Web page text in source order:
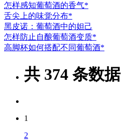
怎样感知葡萄酒的香气*
舌尖上的味觉分布*
黑皮诺：葡萄酒中的妲己
怎样防止自酿葡萄酒变质*
高脚杯如何搭配不同葡萄酒*
共 374 条数据
1
2